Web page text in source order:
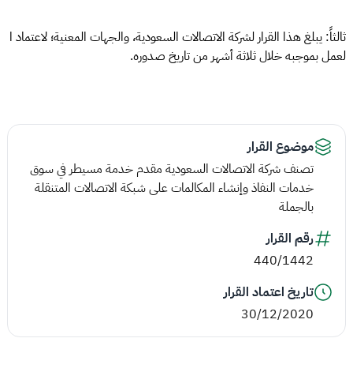
ثالثاً: يبلغ هذا القرار لشركة الاتصالات السعودية، والجهات المعنية؛ لاعتماد ا
لعمل بموجبه خلال ثلاثة أشهر من تاريخ صدوره.
موضوع القرار
تصنف شركة الاتصالات السعودية مقدم خدمة مسيطر في سوق
خدمات النفاذ وإنشاء المكالمات على شبكة الاتصالات المتنقلة
بالجملة
رقم القرار
440/1442
تاريخ اعتماد القرار
30/12/2020